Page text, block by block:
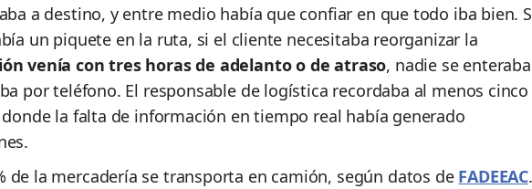
a destino, y entre medio había que confiar en que todo iba bien.
un piquete en la ruta, si el cliente necesitaba reorganizar la
venía con tres horas de adelanto o de atraso, nadie se enteraba
por teléfono. El responsable de logística recordaba al menos cinco
la falta de información en tiempo real había generado
de la mercadería se transporta en camión, según datos de FADEEAC.